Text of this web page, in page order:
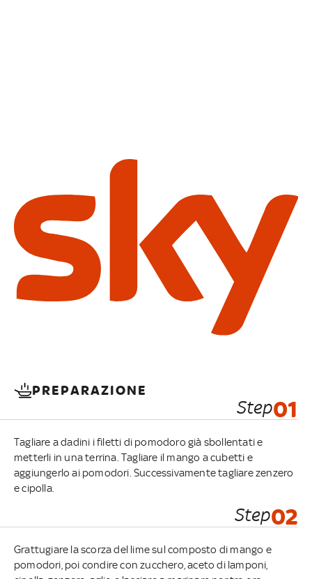
PREPARAZIONE
Step01
Tagliare a dadini i filetti di pomodoro già sbollentati e
metterli in una terrina. Tagliare il mango a cubetti e
aggiungerlo ai pomodori. Successivamente tagliare zenzero
e cipolla.
Step02
Grattugiare la scorza del lime sul composto di mango e
pomodori, poi condire con zucchero, aceto di lamponi,